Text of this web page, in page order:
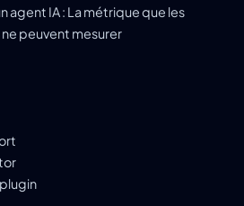
agent IA : La métrique que les
peuvent mesurer